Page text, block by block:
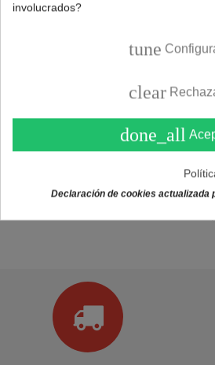
involucrados?
tune
clear
done_all
Declaración de cookies actualizada